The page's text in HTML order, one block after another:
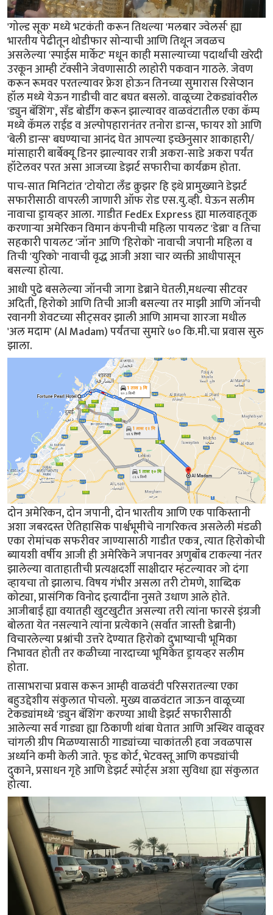
'गोल्ड सूक' मध्ये भटकंती करून तिथल्या 'मलबार ज्वेलर्स' ह्या
भारतीय पेढीतून थोडीफार सोन्याची आणि तिथून जवळच
असलेल्या 'स्पाईस मार्केट' मधून काही मसाल्याच्या पदार्थांची खरेदी
उरकून आम्ही टॅक्सीने जेवणासाठी लाहोरी पकवान गाठले. जेवण
करून रूमवर परतल्यावर फ्रेश होऊन तिनच्या सुमारास रिसेप्शन
हॉल मध्ये येऊन गाडीची वाट बघत बसलो. वाळूच्या टेकड्यांवरील
'ड्युन बॅशिंग', सॅंड बोर्डींग करून झाल्यावर वाळवंटातील एका कॅम्प
मध्ये कॅमल राईड व अल्पोपहारानंतर तनोरा डान्स, फायर शो आणि
'बेली डान्स' बघण्याचा आनंद घेत आपल्या इच्छेनुसार शाकाहारी/
मांसाहारी बार्बेक्यू डिनर झाल्यावर रात्री अकरा-साडे अकरा पर्यंत
हॉटेलवर परत असा आजच्या डेझर्ट सफारीचा कार्यक्रम होता.
पाच-सात मिनिटांत 'टोयोटा लँड क्रुझर' हि इथे प्रामुख्याने डेझर्ट
सफारीसाठी वापरली जाणारी ऑफ रोड एस.यु.व्ही. घेऊन सलीम
नावाचा ड्रायव्हर आला. गाडीत FedEx Express ह्या मालवाहतूक
करणाऱ्या अमेरिकन विमान कंपनीची महिला पायलट 'डेब्रा' व तिचा
सहकारी पायलट 'जॉन' आणि 'हिरोको' नावाची जपानी महिला व
तिची 'युरिको' नावाची वृद्ध आजी अशा चार व्यक्ती आधीपासून
बसल्या होत्या.
आधी पुढे बसलेल्या जॉनची जागा डेब्राने घेतली,मधल्या सीटवर
अदिती, हिरोको आणि तिची आजी बसल्या तर माझी आणि जॉनची
रवानगी शेवटच्या सीट्सवर झाली आणि आमचा शारजा मधील
'अल मदाम' (Al Madam) पर्यंतचा सुमारे ७० कि.मी.चा प्रवास सुरु
झाला.
दोन अमेरिकन, दोन जपानी, दोन भारतीय आणि एक पाकिस्तानी
अशा जबरदस्त ऐतिहासिक पार्श्वभूमीचे नागरिकत्व असलेली मंडळी
एका रोमांचक सफरीवर जाण्यासाठी गाडीत एकत्र, त्यात हिरोकोची
ब्यायशी वर्षीय आजी ही अमेरिकेने जपानवर अणुबॉंब टाकल्या नंतर
झालेल्या वाताहातीची प्रत्यक्षदर्शी साक्षीदार म्हंटल्यावर जो दंगा
व्हायचा तो झालाच. विषय गंभीर असला तरी टोमणे, शाब्दिक
कोट्या, प्रासंगिक विनोद इत्यादींना नुसते उधाण आले होते.
आजीबाईं ह्या वयातही खुटखुटीत असल्या तरी त्यांना फारसे इंग्रजी
बोलता येत नसल्याने त्यांना प्रत्येकाने (सर्वात जास्ती डेब्रानी)
विचारलेल्या प्रश्नांची उत्तरे देण्यात हिरोको दुभाष्याची भूमिका
निभावत होती तर कळीच्या नारदाच्या भूमिकेत ड्रायव्हर सलीम
होता.
तासाभराचा प्रवास करून आम्ही वाळवंटी परिसरातल्या एका
बहुउद्देशीय संकुलात पोचलो. मुख्य वाळवंटात जाऊन वाळूच्या
टेकड्यांमध्ये 'ड्युन बॅशिंग' करण्या आधी डेझर्ट सफारीसाठी
आलेल्या सर्व गाड्या ह्या ठिकाणी थांबा घेतात आणि अस्थिर वाळूवर
चांगली ग्रीप मिळण्यासाठी गाड्यांच्या चाकांतली हवा जवळपास
अर्ध्याने कमी केली जाते. फूड कोर्ट, भेटवस्तू आणि कपड्यांची
दुकाने, प्रसाधन गृहे आणि डेझर्ट स्पोर्ट्स अशा सुविधा ह्या संकुलात
होत्या.